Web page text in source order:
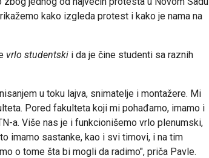
kako izgleda protest i kako je nama na
vrlo studentski i da je čine studenti sa raznih
u toku lajva, snimatelje i montažere. Mi
Pored fakulteta koji mi pohađamo, imamo i
a. Više nas je i funkcionišemo vrlo plenumski,
imamo sastanke, kao i svi timovi, i na tim
o tome šta bi mogli da radimo", priča Pavle.